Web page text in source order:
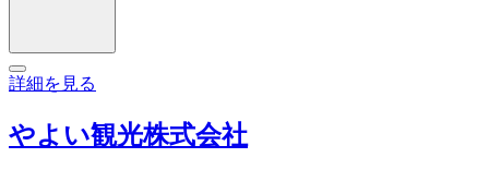
詳細を見る
やよい観光株式会社